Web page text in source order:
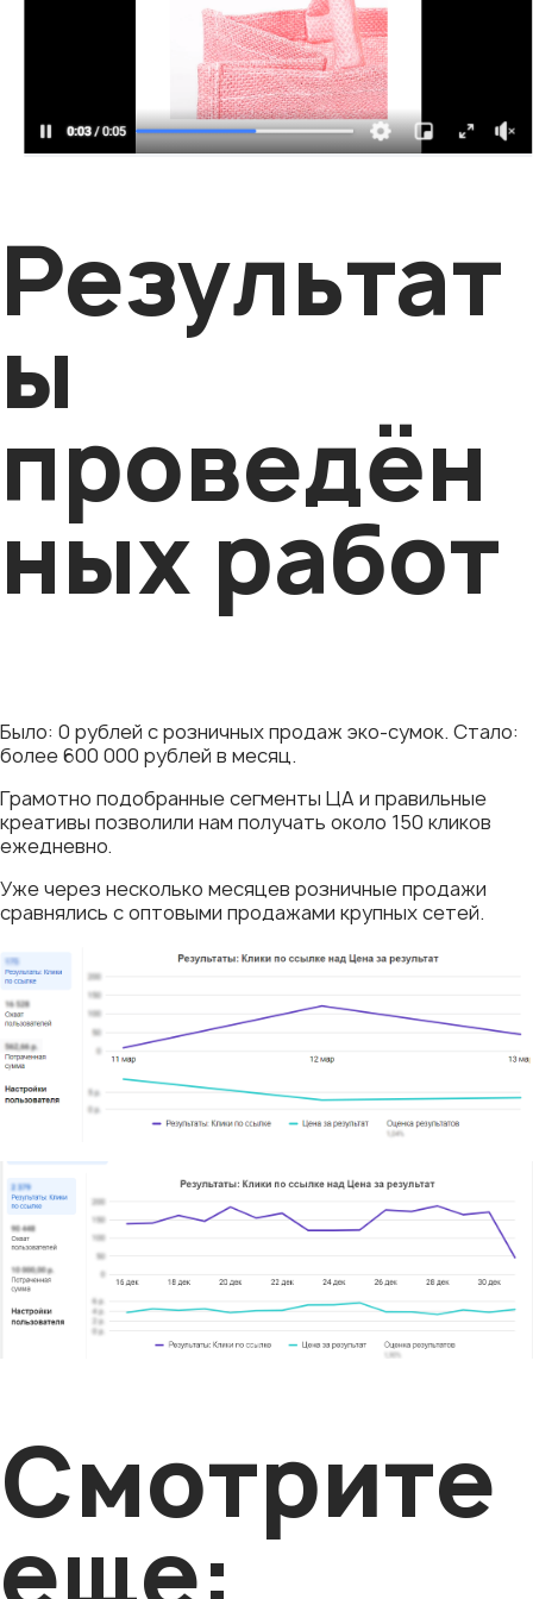
Результат
ы
проведён
ных работ
Было: 0 рублей с розничных продаж эко-сумок. Стало:
более 600 000 рублей в месяц.
Грамотно подобранные сегменты ЦА и правильные
креативы позволили нам получать около 150 кликов
ежедневно.
Уже через несколько месяцев розничные продажи
сравнялись с оптовыми продажами крупных сетей.
Смотрите